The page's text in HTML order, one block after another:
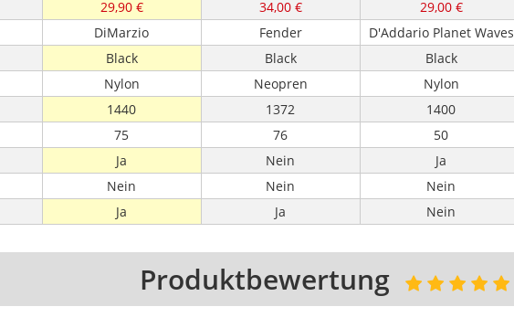
29,90 € 34,00 € 29,00 €
DiMarzio Fender D'Addario Planet Waves
Black Black Black
Nylon Neopren Nylon
1440 1372 1400
75 76 50
Ja Nein Ja
Nein Nein Nein
Ja Ja Nein
Produktbewertung